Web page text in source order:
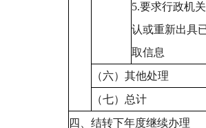
5.要求行政机
认或重新出具
取信息
（六）其他处理
（七）总计
四、结转下年度继续办理